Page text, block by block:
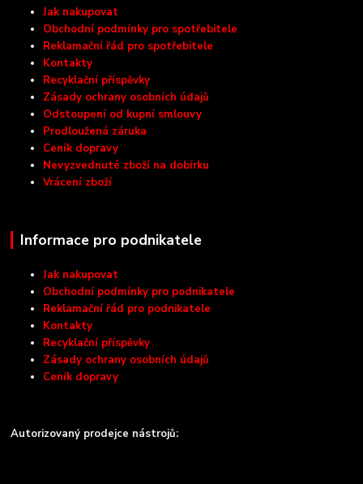
Jak nakupovat
Obchodní podmínky pro spotřebitele
Reklamační řád pro spotřebitele
Kontakty
Recyklační příspěvky
Zásady ochrany osobních údajů
Odstoupení od kupní smlouvy
Prodloužená záruka
Ceník dopravy
Nevyzvednuté zboží na dobírku
Vrácení zboží
Informace pro podnikatele
Jak nakupovat
Obchodní podmínky pro podnikatele
Reklamační řád pro podnikatele
Kontakty
Recyklační příspěvky
Zásady ochrany osobních údajů
Ceník dopravy
Autorizovaný prodejce nástrojů: